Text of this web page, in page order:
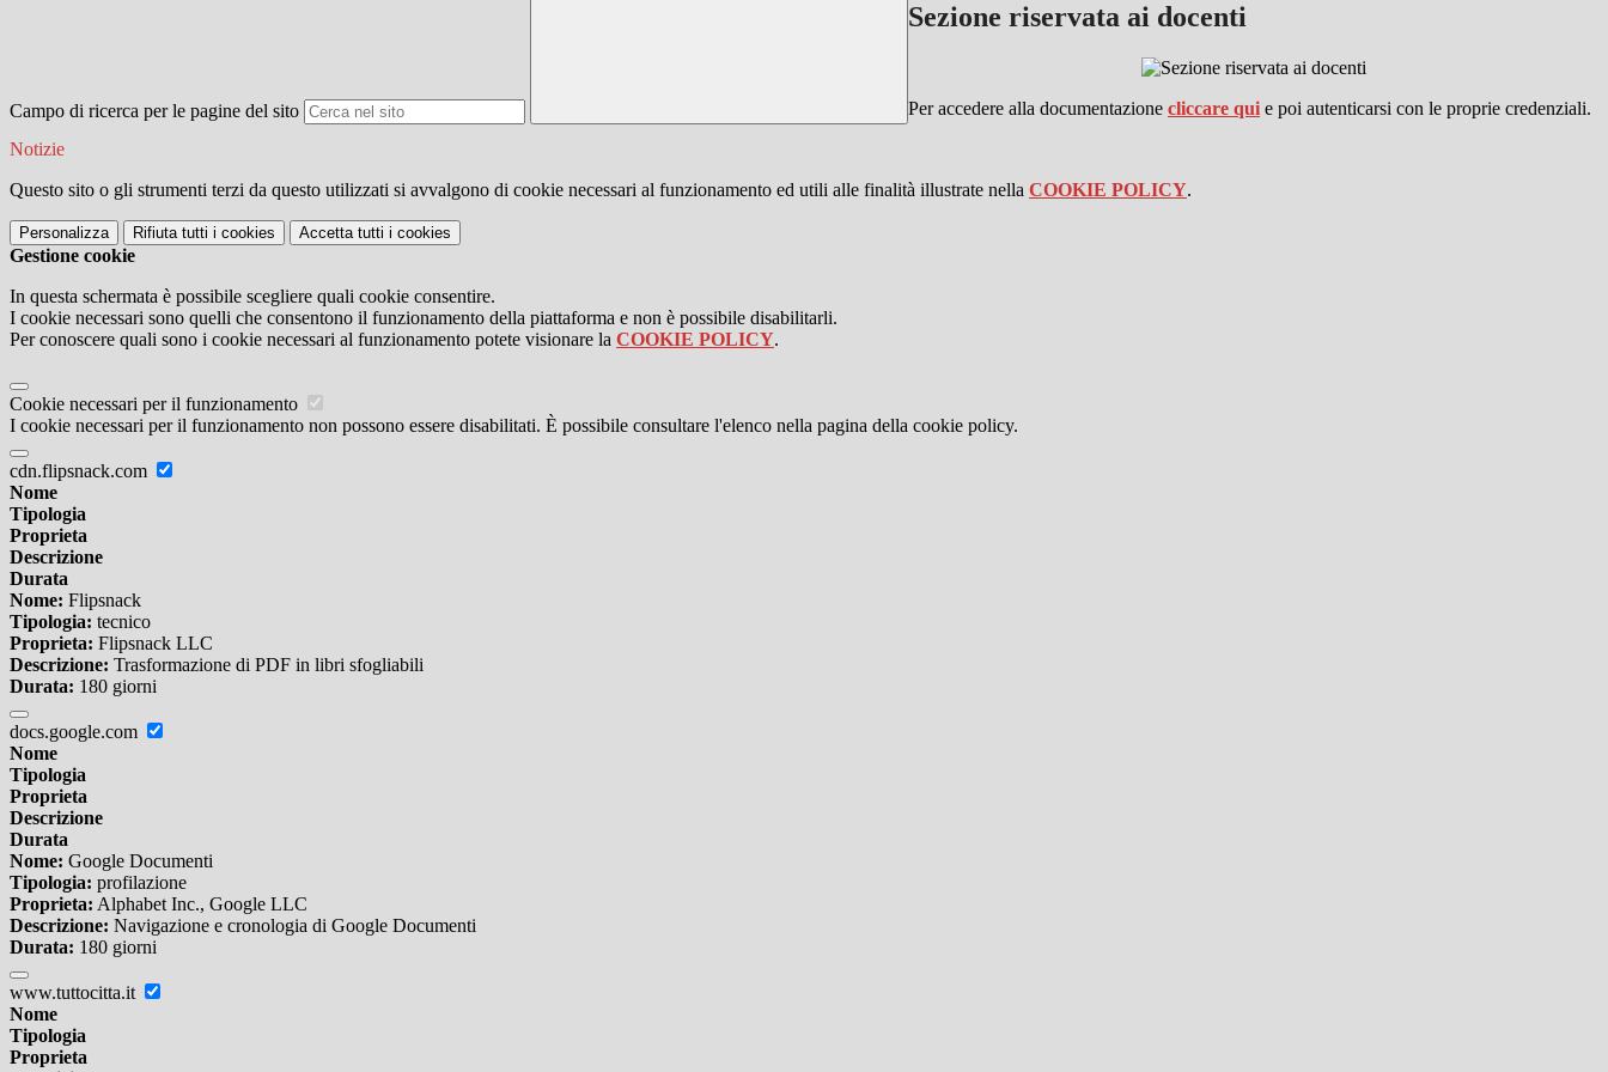
Campo di ricerca per le pagine del sito
Sezione riservata ai docenti
Per accedere alla documentazione cliccare qui e poi autenticarsi con le proprie credenziali.
Notizie
Questo sito o gli strumenti terzi da questo utilizzati si avvalgono di cookie necessari al funzionamento ed utili alle finalità illustrate nella COOKIE POLICY.
Personalizza Rifiuta tutti i cookies Accetta tutti i cookies
Gestione cookie
In questa schermata è possibile scegliere quali cookie consentire.
I cookie necessari sono quelli che consentono il funzionamento della piattaforma e non è possibile disabilitarli.
Per conoscere quali sono i cookie necessari al funzionamento potete visionare la COOKIE POLICY.
Cookie necessari per il funzionamento
I cookie necessari per il funzionamento non possono essere disabilitati. È possibile consultare l'elenco nella pagina della cookie policy.
cdn.flipsnack.com
Nome
Tipologia
Proprieta
Descrizione
Durata
Nome: Flipsnack
Tipologia: tecnico
Proprieta: Flipsnack LLC
Descrizione: Trasformazione di PDF in libri sfogliabili
Durata: 180 giorni
docs.google.com
Nome
Tipologia
Proprieta
Descrizione
Durata
Nome: Google Documenti
Tipologia: profilazione
Proprieta: Alphabet Inc., Google LLC
Descrizione: Navigazione e cronologia di Google Documenti
Durata: 180 giorni
www.tuttocitta.it
Nome
Tipologia
Proprieta